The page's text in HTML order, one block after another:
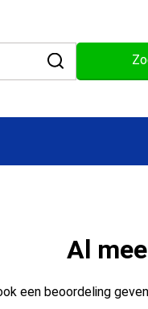
Al
een beoordeling